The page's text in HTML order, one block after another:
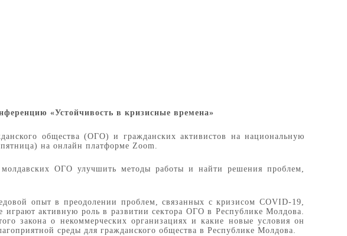
«Устойчивость в кризисные времена»
общества (ОГО) и гражданских активистов на национальную
на онлайн платформе Zoom.
ОГО улучшить методы работы и найти решения проблем,
опыт в преодолении проблем, связанных с кризисом COVID-19,
играют активную роль в развитии сектора ОГО в Республике Молдова.
закона о некоммерческих организациях и какие новые условия он
среды для гражданского общества в Республике Молдова.